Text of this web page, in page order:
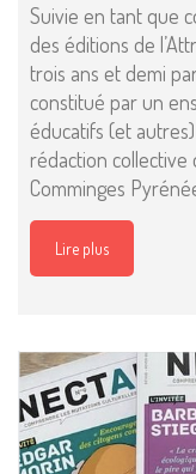
Suivie en tant que
des éditions de
trois ans et demi
constitué par un
éducatifs (et
rédaction collective
Comminges
Lire plus